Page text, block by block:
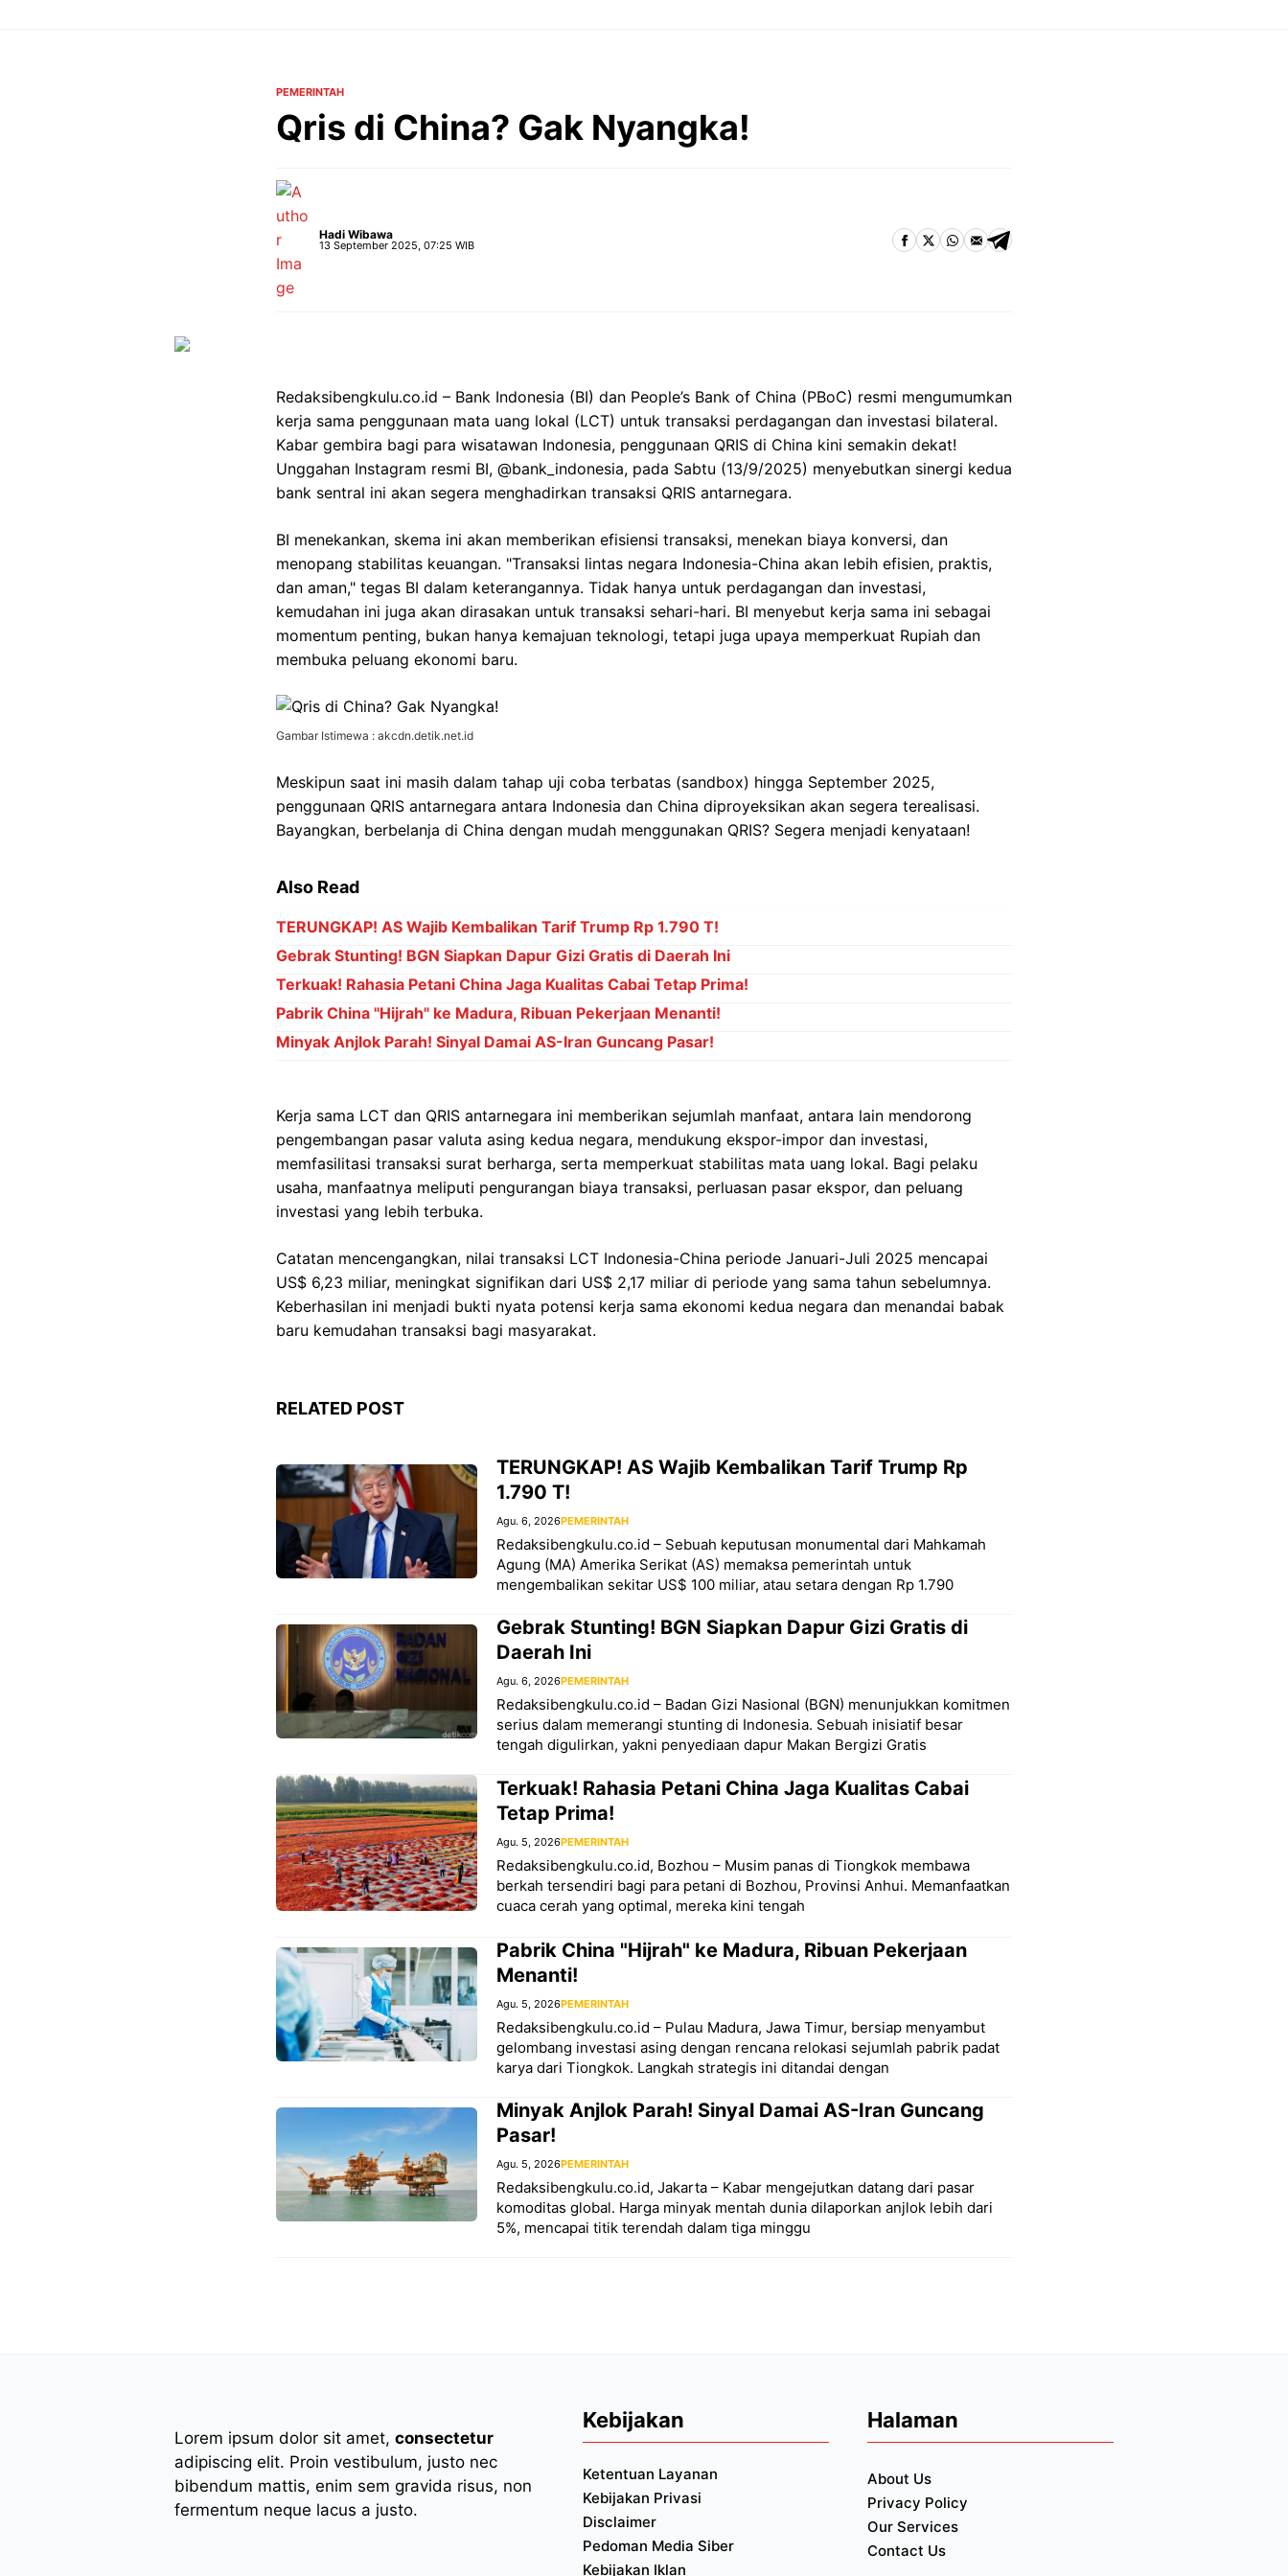
PEMERINTAH
Qris di China? Gak Nyangka!
Hadi Wibawa
13 September 2025, 07:25 WIB
Redaksibengkulu.co.id – Bank Indonesia (BI) dan People’s Bank of China (PBoC) resmi mengumumkan
kerja sama penggunaan mata uang lokal (LCT) untuk transaksi perdagangan dan investasi bilateral.
Kabar gembira bagi para wisatawan Indonesia, penggunaan QRIS di China kini semakin dekat!
Unggahan Instagram resmi BI, @bank_indonesia, pada Sabtu (13/9/2025) menyebutkan sinergi kedua
bank sentral ini akan segera menghadirkan transaksi QRIS antarnegara.
BI menekankan, skema ini akan memberikan efisiensi transaksi, menekan biaya konversi, dan
menopang stabilitas keuangan. "Transaksi lintas negara Indonesia-China akan lebih efisien, praktis,
dan aman," tegas BI dalam keterangannya. Tidak hanya untuk perdagangan dan investasi,
kemudahan ini juga akan dirasakan untuk transaksi sehari-hari. BI menyebut kerja sama ini sebagai
momentum penting, bukan hanya kemajuan teknologi, tetapi juga upaya memperkuat Rupiah dan
membuka peluang ekonomi baru.
Gambar Istimewa : akcdn.detik.net.id
Meskipun saat ini masih dalam tahap uji coba terbatas (sandbox) hingga September 2025,
penggunaan QRIS antarnegara antara Indonesia dan China diproyeksikan akan segera terealisasi.
Bayangkan, berbelanja di China dengan mudah menggunakan QRIS? Segera menjadi kenyataan!
Also Read
TERUNGKAP! AS Wajib Kembalikan Tarif Trump Rp 1.790 T!
Gebrak Stunting! BGN Siapkan Dapur Gizi Gratis di Daerah Ini
Terkuak! Rahasia Petani China Jaga Kualitas Cabai Tetap Prima!
Pabrik China "Hijrah" ke Madura, Ribuan Pekerjaan Menanti!
Minyak Anjlok Parah! Sinyal Damai AS-Iran Guncang Pasar!
Kerja sama LCT dan QRIS antarnegara ini memberikan sejumlah manfaat, antara lain mendorong
pengembangan pasar valuta asing kedua negara, mendukung ekspor-impor dan investasi,
memfasilitasi transaksi surat berharga, serta memperkuat stabilitas mata uang lokal. Bagi pelaku
usaha, manfaatnya meliputi pengurangan biaya transaksi, perluasan pasar ekspor, dan peluang
investasi yang lebih terbuka.
Catatan mencengangkan, nilai transaksi LCT Indonesia-China periode Januari-Juli 2025 mencapai
US$ 6,23 miliar, meningkat signifikan dari US$ 2,17 miliar di periode yang sama tahun sebelumnya.
Keberhasilan ini menjadi bukti nyata potensi kerja sama ekonomi kedua negara dan menandai babak
baru kemudahan transaksi bagi masyarakat.
RELATED POST
TERUNGKAP! AS Wajib Kembalikan Tarif Trump Rp
1.790 T!
Agu. 6, 2026PEMERINTAH
Redaksibengkulu.co.id – Sebuah keputusan monumental dari Mahkamah
Agung (MA) Amerika Serikat (AS) memaksa pemerintah untuk
mengembalikan sekitar US$ 100 miliar, atau setara dengan Rp 1.790
Gebrak Stunting! BGN Siapkan Dapur Gizi Gratis di
Daerah Ini
Agu. 6, 2026PEMERINTAH
Redaksibengkulu.co.id – Badan Gizi Nasional (BGN) menunjukkan komitmen
serius dalam memerangi stunting di Indonesia. Sebuah inisiatif besar
tengah digulirkan, yakni penyediaan dapur Makan Bergizi Gratis
Terkuak! Rahasia Petani China Jaga Kualitas Cabai
Tetap Prima!
Agu. 5, 2026PEMERINTAH
Redaksibengkulu.co.id, Bozhou – Musim panas di Tiongkok membawa
berkah tersendiri bagi para petani di Bozhou, Provinsi Anhui. Memanfaatkan
cuaca cerah yang optimal, mereka kini tengah
Pabrik China "Hijrah" ke Madura, Ribuan Pekerjaan
Menanti!
Agu. 5, 2026PEMERINTAH
Redaksibengkulu.co.id – Pulau Madura, Jawa Timur, bersiap menyambut
gelombang investasi asing dengan rencana relokasi sejumlah pabrik padat
karya dari Tiongkok. Langkah strategis ini ditandai dengan
Minyak Anjlok Parah! Sinyal Damai AS-Iran Guncang
Pasar!
Agu. 5, 2026PEMERINTAH
Redaksibengkulu.co.id, Jakarta – Kabar mengejutkan datang dari pasar
komoditas global. Harga minyak mentah dunia dilaporkan anjlok lebih dari
5%, mencapai titik terendah dalam tiga minggu
Lorem ipsum dolor sit amet, consectetur
adipiscing elit. Proin vestibulum, justo nec
bibendum mattis, enim sem gravida risus, non
fermentum neque lacus a justo.
Kebijakan
Ketentuan Layanan
Kebijakan Privasi
Disclaimer
Pedoman Media Siber
Kebijakan Iklan
Halaman
About Us
Privacy Policy
Our Services
Contact Us